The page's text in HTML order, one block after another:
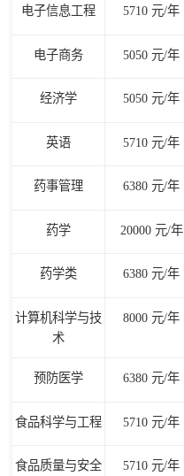
电子信息工程 5710 元/年
电子商务 5050 元/年
经济学 5050 元/年
英语 5710 元/年
药事管理 6380 元/年
药学 20000 元/年
药学类 6380 元/年
计算机科学与技
术
8000 元/年
预防医学 6380 元/年
食品科学与工程 5710 元/年
食品质量与安全 5710 元/年